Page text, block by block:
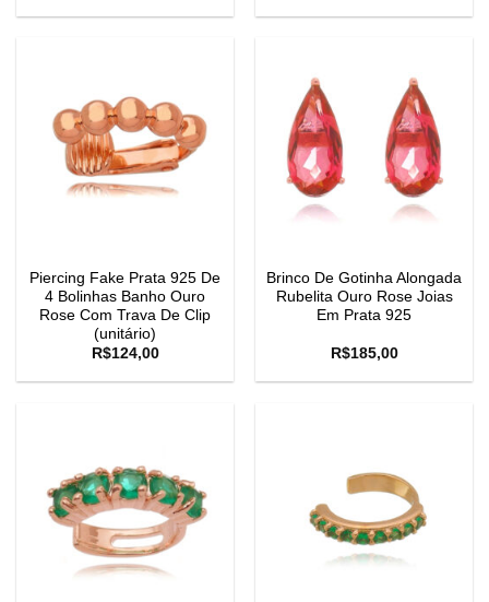
Piercing Fake Prata 925 De
4 Bolinhas Banho Ouro
Rose Com Trava De Clip
(unitário)
R$124,00
Brinco De Gotinha Alongada
Rubelita Ouro Rose Joias
Em Prata 925
R$185,00